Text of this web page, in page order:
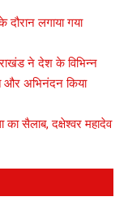
दौरान लगाया गया
ने देश के विभिन्न
और अभिनंदन किया
सैलाब, दक्षेश्वर महादेव